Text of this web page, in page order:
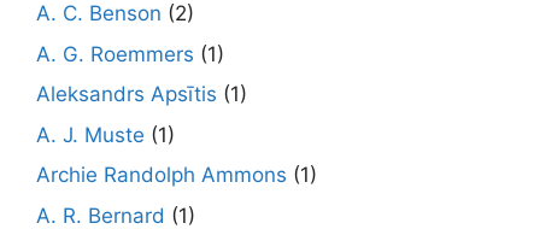
A. C. Benson (2)
A. G. Roemmers (1)
Aleksandrs Apsītis (1)
A. J. Muste (1)
Archie Randolph Ammons (1)
A. R. Bernard (1)